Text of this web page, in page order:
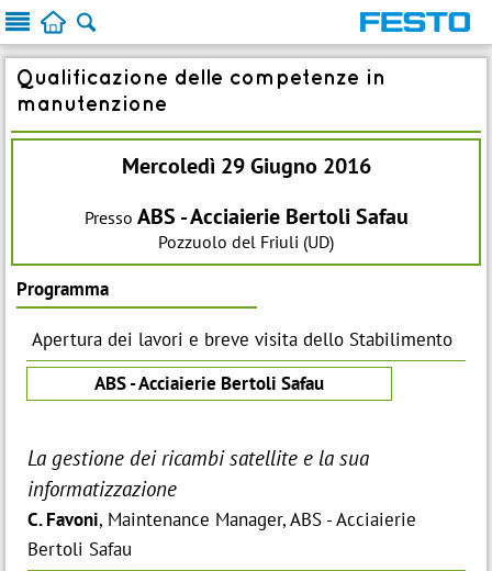
  
Qualificazione delle competenze in
manutenzione
Mercoledì 29 Giugno 2016
Presso ABS - Acciaierie Bertoli Safau
Pozzuolo del Friuli (UD)
Programma
Apertura dei lavori e breve visita dello Stabilimento
ABS - Acciaierie Bertoli Safau
La gestione dei ricambi satellite e la sua
informatizzazione
C. Favoni, Maintenance Manager, ABS - Acciaierie
Bertoli Safau